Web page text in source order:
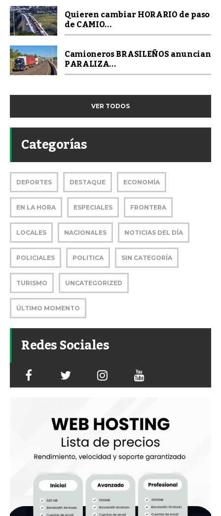
Quieren cambiar HORARIO de paso
de CAMIO...
Camioneros BRASILEÑOS anuncian
PARALIZA...
VER TODOS
Categorías
DEPORTES DESTAQUE ECONOMÍA
EN LA HORA ESPECIALES FRONTERA
LOCALES NACIONALES NOTICIAS DEL DÍA
POLICIALES POLITICA SIN CATEGORÍA
TURISMO UNCATEGORIZED
ÚLTIMO MOMENTO
Redes Sociales